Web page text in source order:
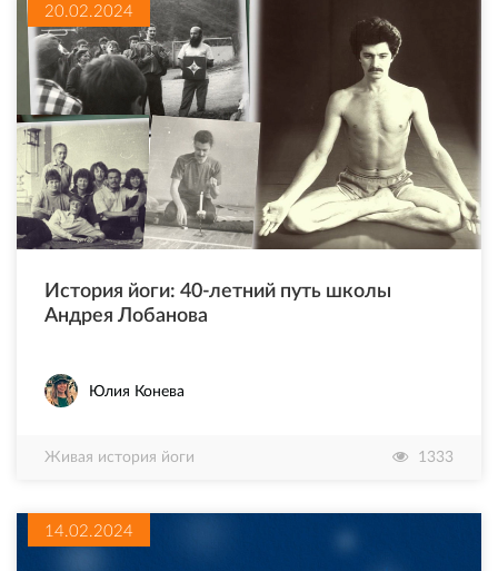
История йоги: 40-летний путь школы
Андрея Лобанова
Юлия Конева
Живая история йоги 1333
20.02.2024
14.02.2024